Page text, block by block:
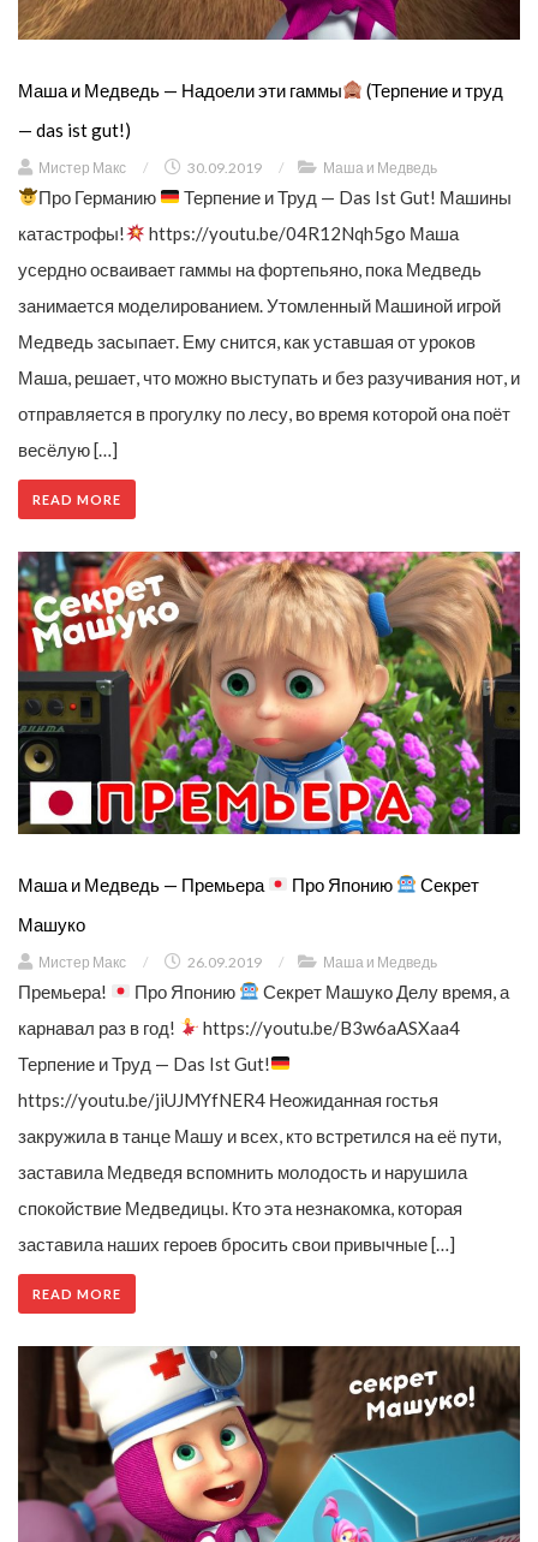
Маша и Медведь — Надоели эти гаммы
(Терпение и труд
— das ist gut!)
Мистер Макс / 30.09.2019 / Маша и Медведь
Про Германию
Терпение и Труд — Das Ist Gut! Машины
катастрофы!
https://youtu.be/04R12Nqh5go Маша
усердно осваивает гаммы на фортепьяно, пока Медведь
занимается моделированием. Утомленный Машиной игрой
Медведь засыпает. Ему снится, как уставшая от уроков
Маша, решает, что можно выступать и без разучивания нот, и
отправляется в прогулку по лесу, во время которой она поёт
весёлую […]
READ MORE
Маша и Медведь — Премьера Про Японию
Секрет
Машуко
Мистер Макс / 26.09.2019 / Маша и Медведь
Премьера! Про Японию
Секрет Машуко Делу время, а
карнавал раз в год!
https://youtu.be/B3w6aASXaa4
Терпение и Труд — Das Ist Gut!
https://youtu.be/jiUJMYfNER4 Неожиданная гостья
закружила в танце Машу и всех, кто встретился на её пути,
заставила Медведя вспомнить молодость и нарушила
спокойствие Медведицы. Кто эта незнакомка, которая
заставила наших героев бросить свои привычные […]
READ MORE